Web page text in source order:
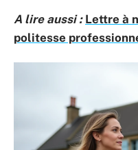
A lire aussi : Lettre à
politesse